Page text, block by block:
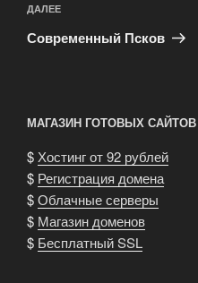
Следующая
запись
ДАЛЕЕ
Современный Псков
МАГАЗИН ГОТОВЫХ САЙТОВ
$Хостинг от 92 рублей
$ Регистрация домена
$Облачные серверы
$ Магазин доменов
$ Бесплатный SSL